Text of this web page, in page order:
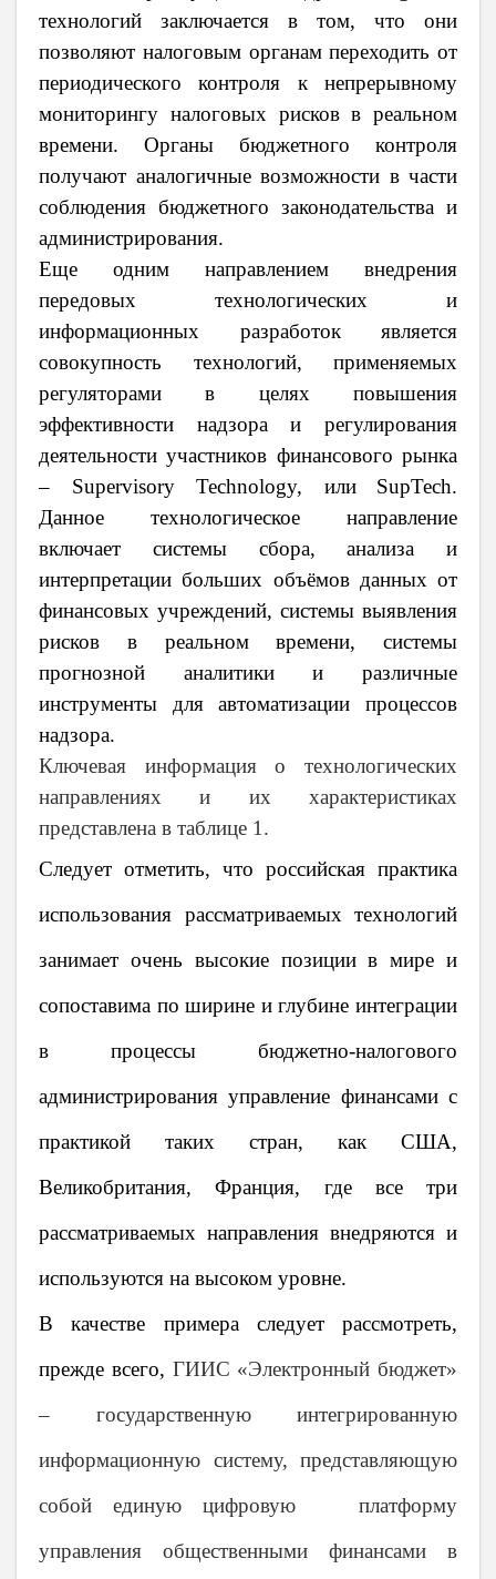
технологий заключается в том, что они
позволяют налоговым органам переходить от
периодического контроля к непрерывному
мониторингу налоговых рисков в реальном
времени. Органы бюджетного контроля
получают аналогичные возможности в части
соблюдения бюджетного законодательства и
администрирования.
Еще одним направлением внедрения
передовых технологических и
информационных разработок является
совокупность технологий, применяемых
регуляторами в целях повышения
эффективности надзора и регулирования
деятельности участников финансового рынка
– Supervisory Technology, или
SupTech.
Данное технологическое направление
включает системы сбора, анализа и
интерпретации больших объёмов данных от
финансовых учреждений, системы выявления
рисков в реальном времени, системы
прогнозной аналитики и различные
инструменты для автоматизации процессов
надзора.
Ключевая информация о технологических
направлениях и их характеристиках
представлена в таблице 1.
Следует отметить, что российская практика
использования рассматриваемых технологий
занимает очень высокие позиции в мире и
сопоставима по ширине и глубине интеграции
в процессы бюджетно-налогового
администрирования управление финансами с
практикой таких стран, как США,
Великобритания, Франция, где все три
рассматриваемых направления внедряются и
используются на высоком уровне.
В качестве примера следует рассмотреть,
прежде всего, ГИИС «Электронный бюджет»
– государственную интегрированную
информационную систему, представляющую
собой единую цифровую платформу
управления общественными финансами в